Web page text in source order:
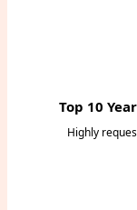
Top 10
Highly